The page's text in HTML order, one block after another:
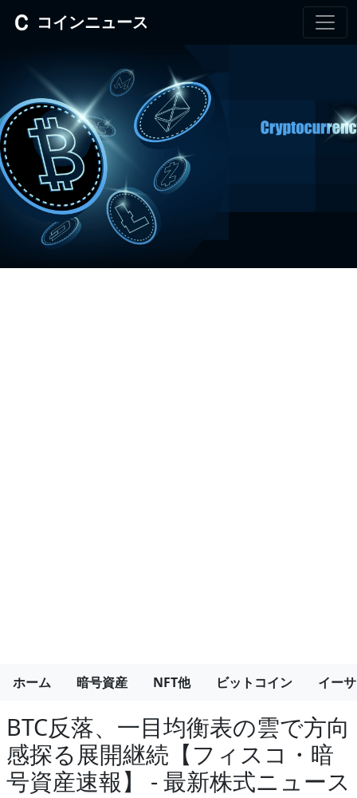
コインニュース
ホーム 暗号資産 NFT他 ビットコイン イー
BTC反落、一目均衡表の雲で方向
感探る展開継続【フィスコ・暗
号資産速報】 - 最新株式ニュース